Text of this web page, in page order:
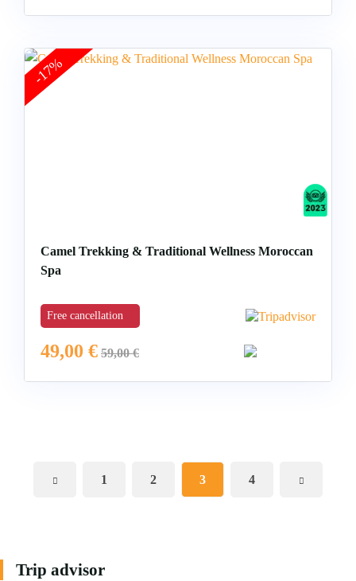
-17%
Camel Trekking & Traditional Wellness Moroccan
Spa
Free cancellation
49,00 € 59,00€
1 2 3 4
Trip advisor